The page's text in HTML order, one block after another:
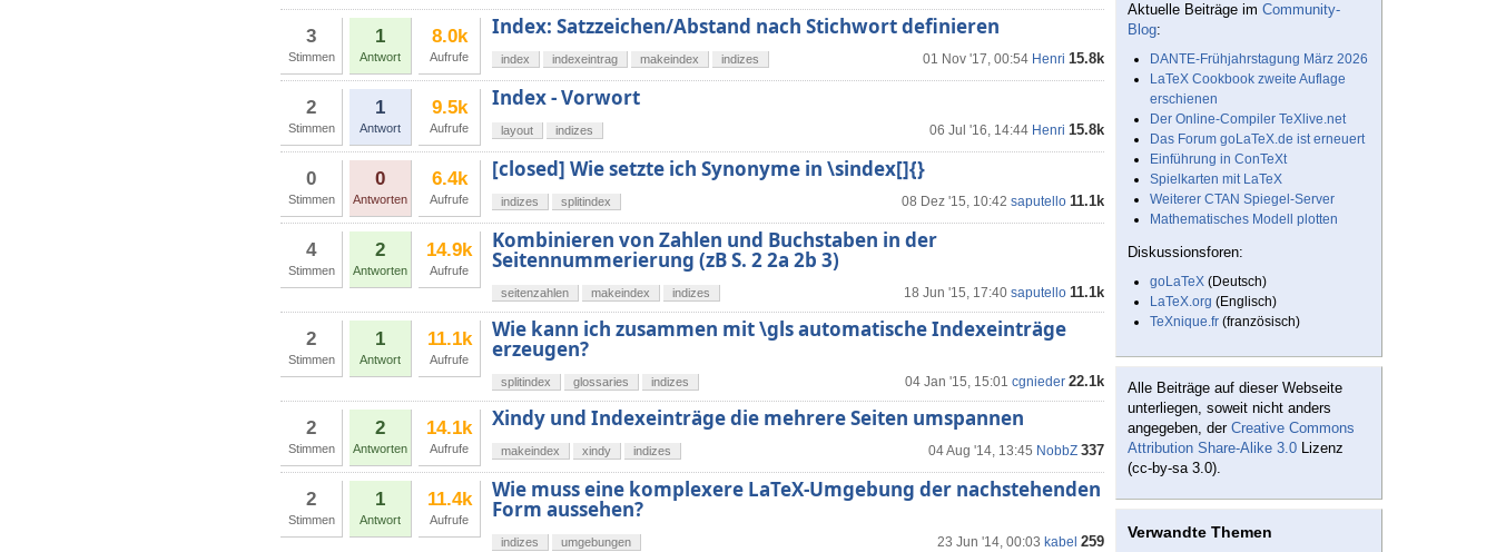
3
Stimmen
1
Antwort
8.0k
Aufrufe
Index: Satzzeichen/Abstand nach Stichwort definieren
01 Nov '17, 00:54 Henri 15.8k
index indexeintrag makeindex indizes
2
Stimmen
1
Antwort
9.5k
Aufrufe
Index - Vorwort
06 Jul '16, 14:44 Henri 15.8k
layout indizes
0
Stimmen
0
Antworten
6.4k
Aufrufe
[closed] Wie setzte ich Synonyme in \sindex[]{}
08 Dez '15, 10:42 saputello 11.1k
indizes splitindex
4
Stimmen
2
Antworten
14.9k
Aufrufe
Kombinieren von Zahlen und Buchstaben in der
Seitennummerierung (zB S. 2 2a 2b 3)
18 Jun '15, 17:40 saputello 11.1k
seitenzahlen makeindex indizes
2
Stimmen
1
Antwort
11.1k
Aufrufe
Wie kann ich zusammen mit \gls automatische Indexeinträge
erzeugen?
04 Jan '15, 15:01 cgnieder 22.1k
splitindex glossaries indizes
2
Stimmen
2
Antworten
14.1k
Aufrufe
Xindy und Indexeinträge die mehrere Seiten umspannen
04 Aug '14, 13:45 NobbZ 337
makeindex xindy indizes
2
Stimmen
1
Antwort
11.4k
Aufrufe
Wie muss eine komplexere LaTeX-Umgebung der nachstehenden
Form aussehen?
23 Jun '14, 00:03 kabel 259
indizes umgebungen
Aktuelle Beiträge im Community-
Blog:
DANTE-Frühjahrstagung März 2026
LaTeX Cookbook zweite Auflage
erschienen
Der Online-Compiler TeXlive.net
Das Forum goLaTeX.de ist erneuert
Einführung in ConTeXt
Spielkarten mit LaTeX
Weiterer CTAN Spiegel-Server
Mathematisches Modell plotten
Diskussionsforen:
goLaTeX (Deutsch)
LaTeX.org (Englisch)
TeXnique.fr (französisch)
Alle Beiträge auf dieser Webseite
unterliegen, soweit nicht anders
angegeben, der Creative Commons
Attribution Share-Alike 3.0 Lizenz
(cc-by-sa 3.0).
Verwandte Themen